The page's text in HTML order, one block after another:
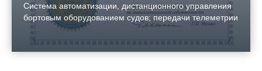
Система автоматизации, дистанционного управления
бортовым оборудованием судов; передачи телеметрии